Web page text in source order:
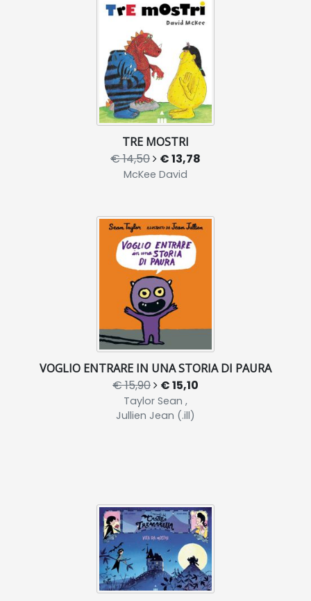
TRE MOSTRI
€ 14,50 € 13,78
McKee David
VOGLIO ENTRARE IN UNA STORIA DI PAURA
€ 15,90 € 15,10
Taylor Sean ,
Jullien Jean (.ill)